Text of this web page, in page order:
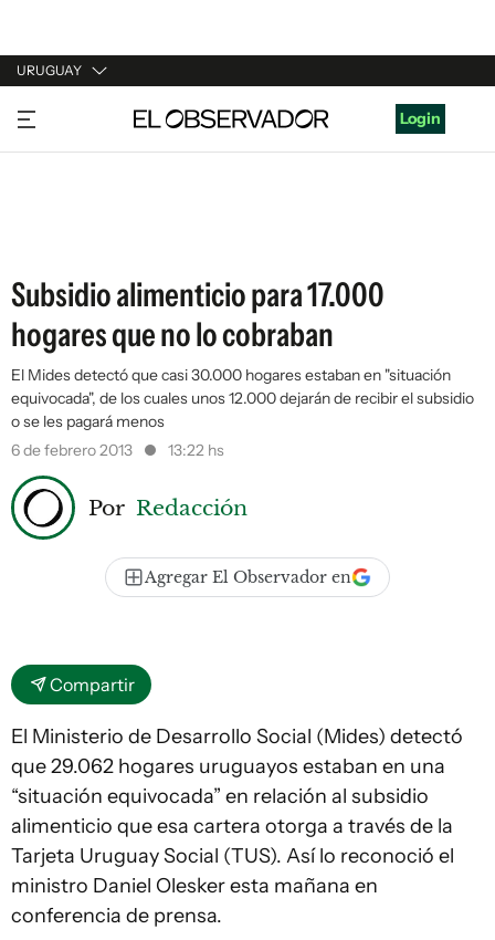
URUGUAY
URUGUAY
ARGENTINA
Login
Subsidio alimenticio para 17.000
hogares que no lo cobraban
El Mides detectó que casi 30.000 hogares estaban en "situación
equivocada", de los cuales unos 12.000 dejarán de recibir el subsidio
o se les pagará menos
6 de febrero 2013
13:22 hs
Por Redacción
Agregar El Observador en
Compartir
El Ministerio de Desarrollo Social (Mides) detectó
que 29.062 hogares uruguayos estaban en una
“situación equivocada” en relación al subsidio
alimenticio que esa cartera otorga a través de la
Tarjeta Uruguay Social (TUS). Así lo reconoció el
ministro Daniel Olesker esta mañana en
conferencia de prensa.